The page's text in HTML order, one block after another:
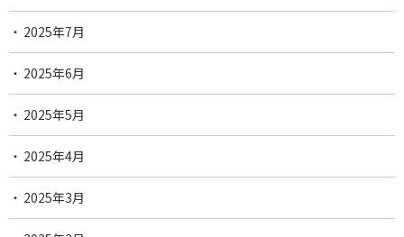
2025年7月
2025年6月
2025年5月
2025年4月
2025年3月